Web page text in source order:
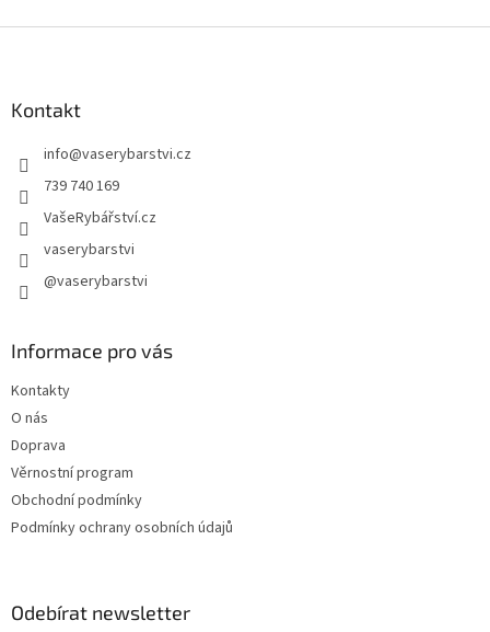
Kontakt
info@vaserybarstvi.cz
739 740 169
VašeRybářství.cz
vaserybarstvi
@vaserybarstvi
Informace pro vás
Kontakty
O nás
Doprava
Věrnostní program
Obchodní podmínky
Podmínky ochrany osobních údajů
Odebírat newsletter